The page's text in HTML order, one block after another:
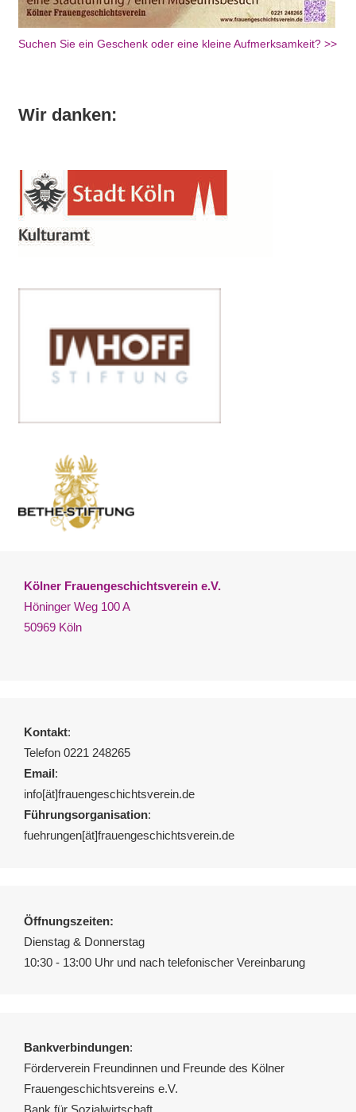
Suchen Sie ein Geschenk oder eine kleine Aufmerksamkeit? >>
Wir danken:
Kölner Frauengeschichtsverein e.V.
Höninger Weg 100 A
50969 Köln
Kontakt:
Telefon 0221 248265
Email:
info[ät]frauengeschichtsverein.de
Führungsorganisation:
fuehrungen[ät]frauengeschichtsverein.de
Öffnungszeiten:
Dienstag & Donnerstag
10:30 - 13:00 Uhr und nach telefonischer Vereinbarung
Bankverbindungen:
Förderverein Freundinnen und Freunde des Kölner
Frauengeschichtsvereins e.V.